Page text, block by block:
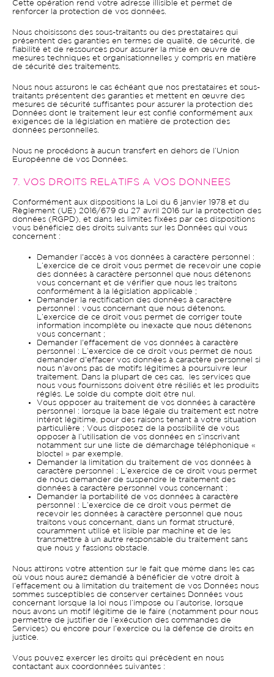
Cette opération rend votre adresse illisible et permet de
renforcer la protection de vos données.
Nous choisissons des sous-traitants ou des prestataires qui
présentent des garanties en termes de qualité, de sécurité, de
fiabilité et de ressources pour assurer la mise en œuvre de
mesures techniques et organisationnelles y compris en matière
de sécurité des traitements.
Nous nous assurons le cas échéant que nos prestataires et sous-
traitants présentent des garanties et mettent en œuvre des
mesures de sécurité suffisantes pour assurer la protection des
Données dont le traitement leur est confié conformément aux
exigences de la législation en matière de protection des
données personnelles.
Nous ne procédons à aucun transfert en dehors de l’Union
Européenne de vos Données.
7. VOS DROITS RELATIFS A VOS DONNEES
Conformément aux dispositions la Loi du 6 janvier 1978 et du
Règlement (UE) 2016/679 du 27 avril 2016 sur la protection des
données (RGPD), et dans les limites fixées par ces dispositions
vous bénéficiez des droits suivants sur les Données qui vous
concernent :
Demander l'accès à vos données à caractère personnel :
L’exercice de ce droit vous permet de recevoir une copie
des données à caractère personnel que nous détenons
vous concernant et de vérifier que nous les traitons
conformément à la législation applicable ;
Demander la rectification des données à caractère
personnel : vous concernant que nous détenons.
L’exercice de ce droit vous permet de corriger toute
information incomplète ou inexacte que nous détenons
vous concernant ;
Demander l'effacement de vos données à caractère
personnel : L’exercice de ce droit vous permet de nous
demander d'effacer vos données à caractère personnel si
nous n'avons pas de motifs légitimes à poursuivre leur
traitement. Dans la plupart de ces cas, les services que
nous vous fournissons doivent être résiliés et les produits
réglés. Le solde du compte doit être nul.
Vous opposer au traitement de vos données à caractère
personnel : lorsque la base légale du traitement est notre
intérêt légitime, pour des raisons tenant à votre situation
particulière ; Vous disposez de la possibilité de vous
opposer à l’utilisation de vos données en s’inscrivant
notamment sur une liste de démarchage téléphonique «
bloctel » par exemple.
Demander la limitation du traitement de vos données à
caractère personnel : L’exercice de ce droit vous permet
de nous demander de suspendre le traitement des
données à caractère personnel vous concernant ;
Demander la portabilité de vos données à caractère
personnel : L’exercice de ce droit vous permet de
recevoir les données à caractère personnel que nous
traitons vous concernant, dans un format structuré,
couramment utilisé et lisible par machine et de les
transmettre à un autre responsable du traitement sans
que nous y fassions obstacle.
Nous attirons votre attention sur le fait que même dans les cas
où vous nous aurez demandé à bénéficier de votre droit à
l’effacement ou à limitation du traitement de vos Données nous
sommes susceptibles de conserver certaines Données vous
concernant lorsque la loi nous l’impose ou l’autorise, lorsque
nous avons un motif légitime de le faire (notamment pour nous
permettre de justifier de l’exécution des commandes de
Services) ou encore pour l’exercice ou la défense de droits en
justice.
Vous pouvez exercer les droits qui précèdent en nous
contactant aux coordonnées suivantes :